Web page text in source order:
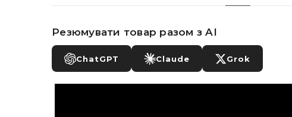
Резюмувати товар разом з AI
ChatGPT Claude Grok